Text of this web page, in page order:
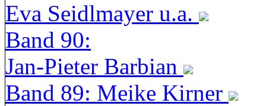
Eva Seidlmayer u.a.
Band 90:
Jan-Pieter Barbian
Band 89: Meike Kirner